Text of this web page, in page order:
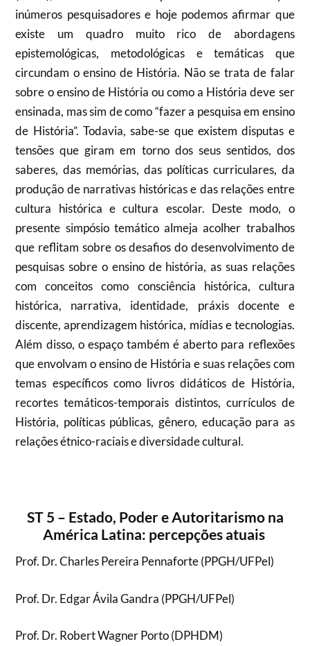
inúmeros pesquisadores e hoje podemos afirmar que
existe um quadro muito rico de abordagens
epistemológicas, metodológicas e temáticas que
circundam o ensino de História. Não se trata de falar
sobre o ensino de História ou como a História deve ser
ensinada, mas sim de como “fazer a pesquisa em ensino
de História”. Todavia, sabe-se que existem disputas e
tensões que giram em torno dos seus sentidos, dos
saberes, das memórias, das políticas curriculares, da
produção de narrativas históricas e das relações entre
cultura histórica e cultura escolar. Deste modo, o
presente simpósio temático almeja acolher trabalhos
que reflitam sobre os desafios do desenvolvimento de
pesquisas sobre o ensino de história, as suas relações
com conceitos como consciência histórica, cultura
histórica, narrativa, identidade, práxis docente e
discente, aprendizagem histórica, mídias e tecnologias.
Além disso, o espaço também é aberto para reflexões
que envolvam o ensino de História e suas relações com
temas específicos como livros didáticos de História,
recortes temáticos-temporais distintos, currículos de
História, políticas públicas, gênero, educação para as
relações étnico-raciais e diversidade cultural.
ST 5 – Estado, Poder e Autoritarismo na
América Latina: percepções atuais
Prof. Dr. Charles Pereira Pennaforte (PPGH/UFPel)
Prof. Dr. Edgar Ávila Gandra (PPGH/UFPel)
Prof. Dr. Robert Wagner Porto (DPHDM)